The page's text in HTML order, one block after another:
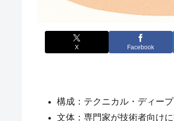
X Facebook
構成：テクニカル・ディープ
文体：専門家が技術者向け